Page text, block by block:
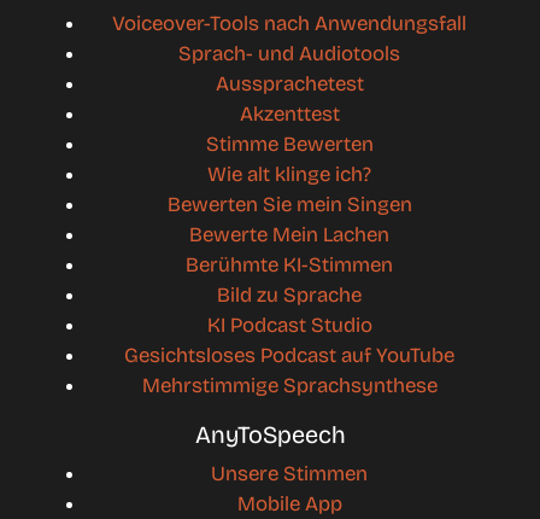
Voiceover-Tools nach Anwendungsfall
Sprach- und Audiotools
Aussprachetest
Akzenttest
Stimme Bewerten
Wie alt klinge ich?
Bewerten Sie mein Singen
Bewerte Mein Lachen
Berühmte KI-Stimmen
Bild zu Sprache
KI Podcast Studio
Gesichtsloses Podcast auf YouTube
Mehrstimmige Sprachsynthese
AnyToSpeech
Unsere Stimmen
Mobile App